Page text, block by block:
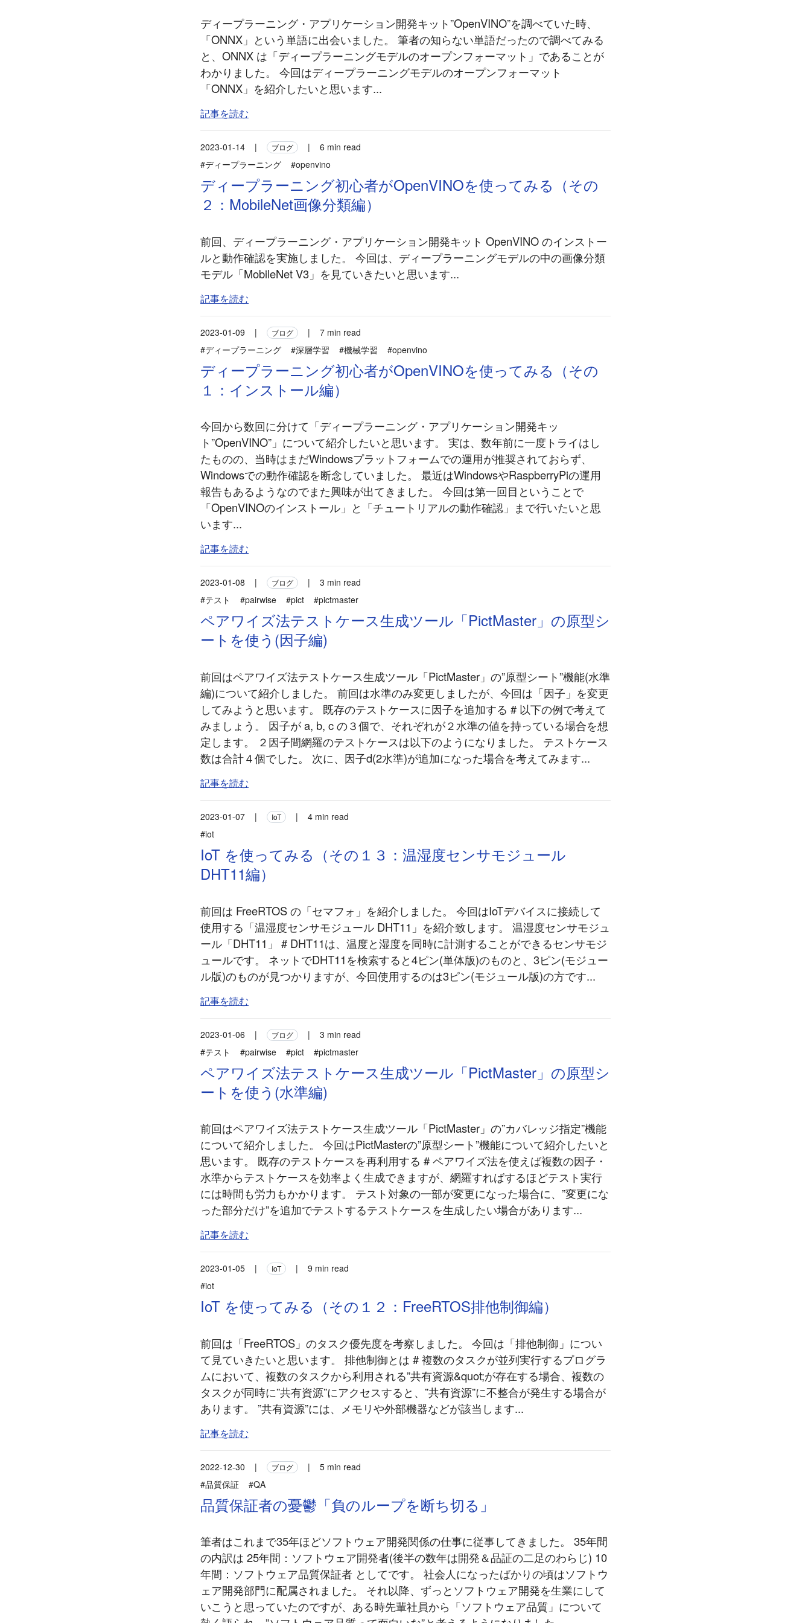
ディープラーニング・アプリケーション開発キット”OpenVINO”を調べていた時、
「ONNX」という単語に出会いました。 筆者の知らない単語だったので調べてみる
と、ONNX は「ディープラーニングモデルのオープンフォーマット」であることが
わかりました。 今回はディープラーニングモデルのオープンフォーマット
「ONNX」を紹介したいと思います...
記事を読む
2023-01-14 | ブログ |
6 min read
#ディープラーニング
#openvino
ディープラーニング初心者がOpenVINOを使ってみる（その
２：MobileNet画像分類編）
前回、ディープラーニング・アプリケーション開発キット OpenVINO のインストー
ルと動作確認を実施しました。 今回は、ディープラーニングモデルの中の画像分類
モデル「MobileNet V3」を見ていきたいと思います...
記事を読む
2023-01-09 | ブログ |
7 min read
#ディープラーニング
#深層学習 #機械学習 #openvino
ディープラーニング初心者がOpenVINOを使ってみる（その
１：インストール編）
今回から数回に分けて「ディープラーニング・アプリケーション開発キッ
ト”OpenVINO”」について紹介したいと思います。 実は、数年前に一度トライはし
たものの、当時はまだWindowsプラットフォームでの運用が推奨されておらず、
Windowsでの動作確認を断念していました。 最近はWindowsやRaspberryPiの運用
報告もあるようなのでまた興味が出てきました。 今回は第一回目ということで
「OpenVINOのインストール」と「チュートリアルの動作確認」まで行いたいと思
います...
記事を読む
2023-01-08 | ブログ |
3 min read
#テスト
#pairwise #pict #pictmaster
ペアワイズ法テストケース生成ツール「PictMaster」の原型シ
ートを使う(因子編)
前回はペアワイズ法テストケース生成ツール「PictMaster」の”原型シート”機能(水準
編)について紹介しました。 前回は水準のみ変更しましたが、今回は「因子」を変更
してみようと思います。 既存のテストケースに因子を追加する # 以下の例で考えて
みましょう。 因子が a, b, c の３個で、それぞれが２水準の値を持っている場合を想
定します。 ２因子間網羅のテストケースは以下のようになりました。 テストケース
数は合計４個でした。 次に、因子d(2水準)が追加になった場合を考えてみます...
記事を読む
2023-01-07 | IoT |
4 min read
#iot
IoT を使ってみる（その１３：温湿度センサモジュール
DHT11編）
前回は FreeRTOS の「セマフォ」を紹介しました。 今回はIoTデバイスに接続して
使用する「温湿度センサモジュール DHT11」を紹介致します。 温湿度センサモジュ
ール「DHT11」 # DHT11は、温度と湿度を同時に計測することができるセンサモジ
ュールです。 ネットでDHT11を検索すると4ピン(単体版)のものと、3ピン(モジュー
ル版)のものが見つかりますが、今回使用するのは3ピン(モジュール版)の方です...
記事を読む
2023-01-06 | ブログ |
3 min read
#テスト
#pairwise #pict #pictmaster
ペアワイズ法テストケース生成ツール「PictMaster」の原型シ
ートを使う(水準編)
前回はペアワイズ法テストケース生成ツール「PictMaster」の”カバレッジ指定”機能
について紹介しました。 今回はPictMasterの”原型シート”機能について紹介したいと
思います。 既存のテストケースを再利用する # ペアワイズ法を使えば複数の因子・
水準からテストケースを効率よく生成できますが、網羅すればするほどテスト実行
には時間も労力もかかります。 テスト対象の一部が変更になった場合に、”変更にな
った部分だけ”を追加でテストするテストケースを生成したい場合があります...
記事を読む
2023-01-05 | IoT |
9 min read
#iot
IoT を使ってみる（その１２：FreeRTOS排他制御編）
前回は「FreeRTOS」のタスク優先度を考察しました。 今回は「排他制御」につい
て見ていきたいと思います。 排他制御とは # 複数のタスクが並列実行するプログラ
ムにおいて、複数のタスクから利用される”共有資源&quot;が存在する場合、複数の
タスクが同時に”共有資源”にアクセスすると、”共有資源”に不整合が発生する場合が
あります。 ”共有資源”には、メモリや外部機器などが該当します...
記事を読む
2022-12-30 | ブログ |
5 min read
#品質保証
#QA
品質保証者の憂鬱「負のループを断ち切る」
筆者はこれまで35年ほどソフトウェア開発関係の仕事に従事してきました。 35年間
の内訳は 25年間：ソフトウェア開発者(後半の数年は開発＆品証の二足のわらじ) 10
年間：ソフトウェア品質保証者 としてです。 社会人になったばかりの頃はソフトウ
ェア開発部門に配属されました。 それ以降、ずっとソフトウェア開発を生業にして
いこうと思っていたのですが、ある時先輩社員から「ソフトウェア品質」について